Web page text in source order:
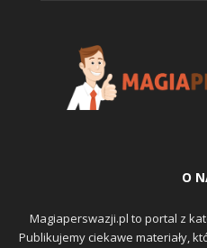
O
Magiaperswazji.pl to portal z
Publikujemy ciekawe materiały,